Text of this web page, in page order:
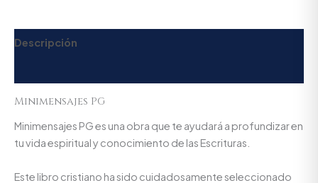
Descripción
Minimensajes PG
Minimensajes PG es una obra que te ayudará a profundizar en
tu vida espiritual y conocimiento de las Escrituras.
Este libro cristiano ha sido cuidadosamente seleccionado